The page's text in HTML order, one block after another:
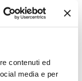
contenuti ed
media e per